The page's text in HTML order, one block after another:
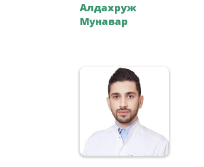
Алдахруж
Мунавар